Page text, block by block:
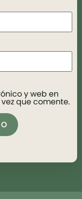
y web en
que comente.